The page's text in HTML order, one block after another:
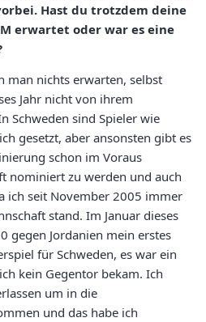
Hast du trotzdem deine
erwartet oder war es eine
man nichts erwarten, selbst
Jahr nicht von ihrem
Schweden sind Spieler wie
gesetzt, aber ansonsten gibt es
schon im Voraus
nominiert zu werden und auch
ich seit November 2005 immer
stand. Im Januar dieses
gegen Jordanien mein erstes
für Schweden, es war ein
kein Gegentor bekam. Ich
um in die
und das habe ich